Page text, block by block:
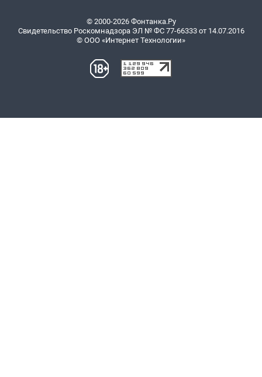
© 2000-2026 Фонтанка.Ру
Свидетельство Роскомнадзора ЭЛ № ФС 77-66333 от 14.07.2016
© ООО «Интернет Технологии»